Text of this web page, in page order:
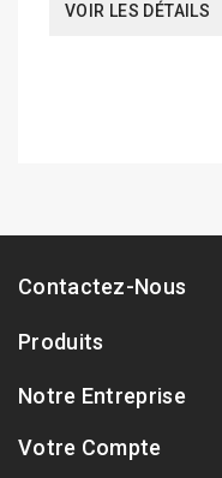
VOIR LES DÉTAILS
Contactez-Nous
Produits
Notre Entreprise
Votre Compte